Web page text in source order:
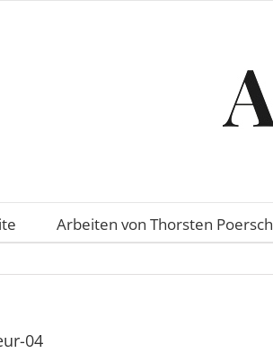
Arbeiten von Thorsten Poersch
04